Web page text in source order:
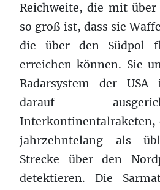
Reichweite, die mit über
so groß ist, dass sie
die über den Südpol
erreichen können. Sie
Radarsystem der
darauf
Interkontinentalraketen,
jahrzehntelang als
Strecke über den
detektieren. Die